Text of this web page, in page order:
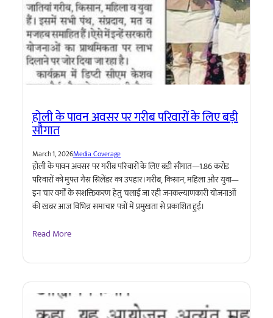
होली के पावन अवसर पर गरीब परिवारों के लिए बड़ी
सौगात
March 1, 2026Media Coverage
होली के पावन अवसर पर गरीब परिवारों के लिए बड़ी सौगात—1.86 करोड़
परिवारों को मुफ्त गैस सिलेंडर का उपहार। गरीब, किसान, महिला और युवा—
इन चार वर्गों के सशक्तिकरण हेतु चलाई जा रही जनकल्याणकारी योजनाओं
की खबर आज विभिन्न समाचार पत्रों में प्रमुखता से प्रकाशित हुई।
Read More